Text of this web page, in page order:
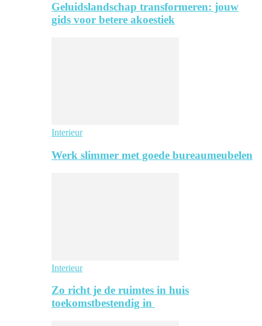
Geluidslandschap transformeren: jouw
gids voor betere akoestiek
Interieur
Werk slimmer met goede bureaumeubelen
Interieur
Zo richt je de ruimtes in huis
toekomstbestendig in